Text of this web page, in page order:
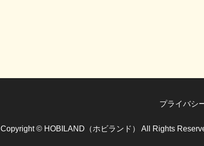
プライバシ
Copyright © HOBILAND（ホビランド） All Rights